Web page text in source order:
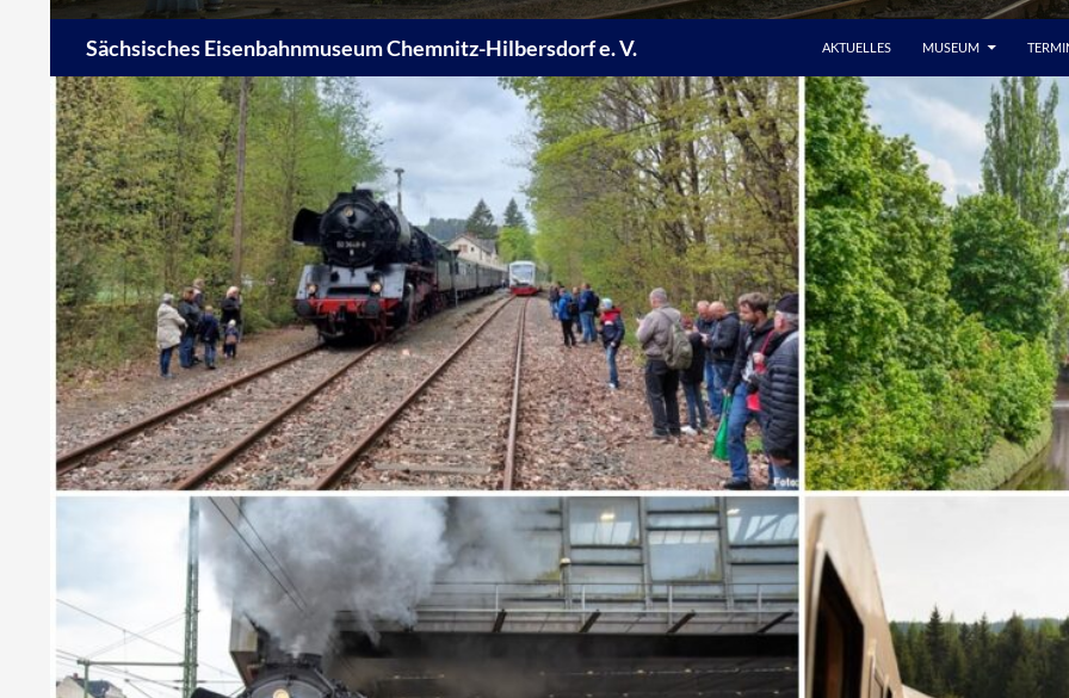
Sächsisches Eisenbahnmuseum Chemnitz-Hilbersdorf e. V. AKTUELLES MUSEUM